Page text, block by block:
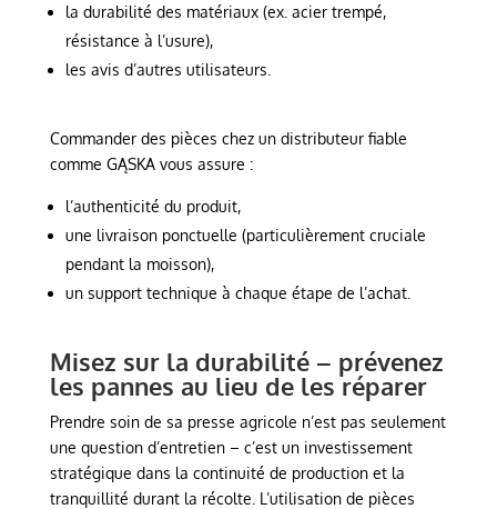
la durabilité des matériaux (ex. acier trempé,
résistance à l’usure),
les avis d’autres utilisateurs.
Commander des pièces chez un distributeur fiable
comme GĄSKA vous assure :
l’authenticité du produit,
une livraison ponctuelle (particulièrement cruciale
pendant la moisson),
un support technique à chaque étape de l’achat.
Misez sur la durabilité – prévenez
les pannes au lieu de les réparer
Prendre soin de sa presse agricole n’est pas seulement
une question d’entretien – c’est un investissement
stratégique dans la continuité de production et la
tranquillité durant la récolte. L’utilisation de pièces